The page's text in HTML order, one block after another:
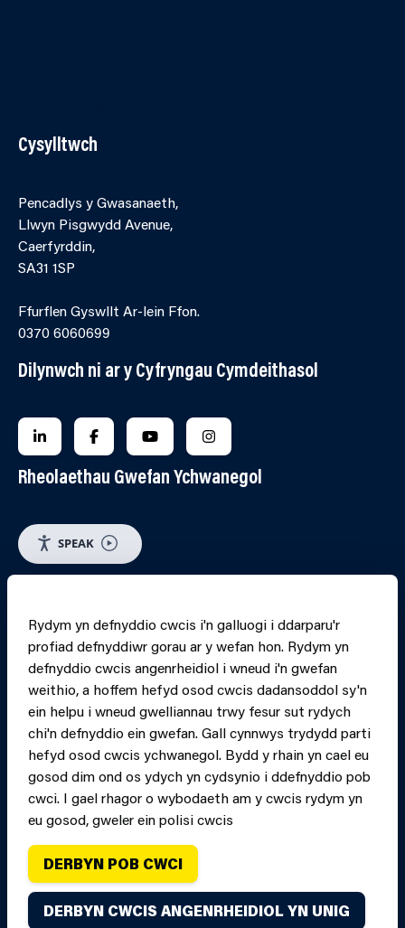
Cysylltwch
Pencadlys y Gwasanaeth,
Llwyn Pisgwydd Avenue,
Caerfyrddin,
SA31 1SP
Ffurflen Gyswllt Ar-lein Ffon.
0370 6060699
Dilynwch ni ar y Cyfryngau Cymdeithasol
FOLLOW US ON LINKEDIN
FOLLOW US ON FACEBOOK
FOLLOW US ON YOUTUBE
FOLLOW US ON
Rheolaethau Gwefan Ychwanegol
SPEAK
Rydym yn defnyddio cwcis i'n galluogi i ddarparu'r
profiad defnyddiwr gorau ar y wefan hon. Rydym yn
defnyddio cwcis angenrheidiol i wneud i'n gwefan
weithio, a hoffem hefyd osod cwcis dadansoddol sy'n
ein helpu i wneud gwelliannau trwy fesur sut rydych
chi'n defnyddio ein gwefan. Gall cynnwys trydydd parti
hefyd osod cwcis ychwanegol. Bydd y rhain yn cael eu
gosod dim ond os ydych yn cydsynio i ddefnyddio pob
cwci. I gael rhagor o wybodaeth am y cwcis rydym yn
eu gosod, gweler ein polisi cwcis
DERBYN POB CWCI
DERBYN CWCIS ANGENRHEIDIOL YN UNIG
PRINT PAGE
Hawlfraint Gwasanaeth Tân ac Achub Canolbarth a
Gorllewin Cymru oni nodir yn wahanol. Cedwir pob hawl.